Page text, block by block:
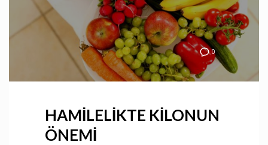
0
HAMİLELİKTE KİLONUN
ÖNEMİ